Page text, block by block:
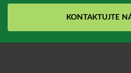
KONTAKTUJTE